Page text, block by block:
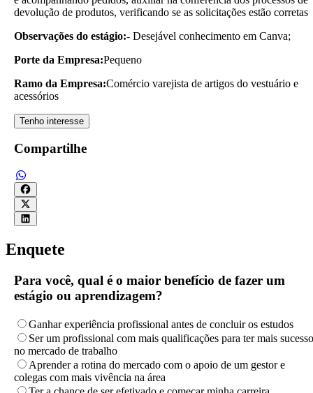
devolução de produtos, verificando se as solicitações estão corretas
Observações do estágio:- Desejável conhecimento em Canva;
Porte da Empresa:Pequeno
Ramo da Empresa:Comércio varejista de artigos do vestuário e
acessórios
Tenho interesse
Compartilhe
Enquete
Para você, qual é o maior benefício de fazer um
estágio ou aprendizagem?
Ganhar experiência profissional antes de concluir os estudos
Ser um profissional com mais qualificações para ter mais sucesso
no mercado de trabalho
Aprender a rotina do mercado com o apoio de um gestor e
colegas com mais vivência na área